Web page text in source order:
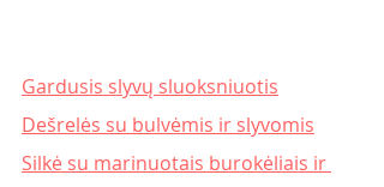
Gardusis slyvų sluoksniuotis
Dešrelės su bulvėmis ir slyvomis
Silkė su marinuotais burokėliais ir